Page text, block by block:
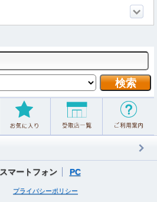
スマートフォン PC
プライバシーポリシー